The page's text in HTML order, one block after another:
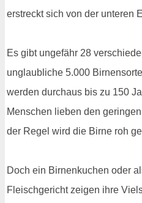
erstreckt sich von der unteren
Es gibt ungefähr 28
unglaubliche 5.000
werden durchaus bis zu 150
Menschen lieben den
der Regel wird die Birne roh
Doch ein Birnenkuchen oder
Fleischgericht zeigen ihre